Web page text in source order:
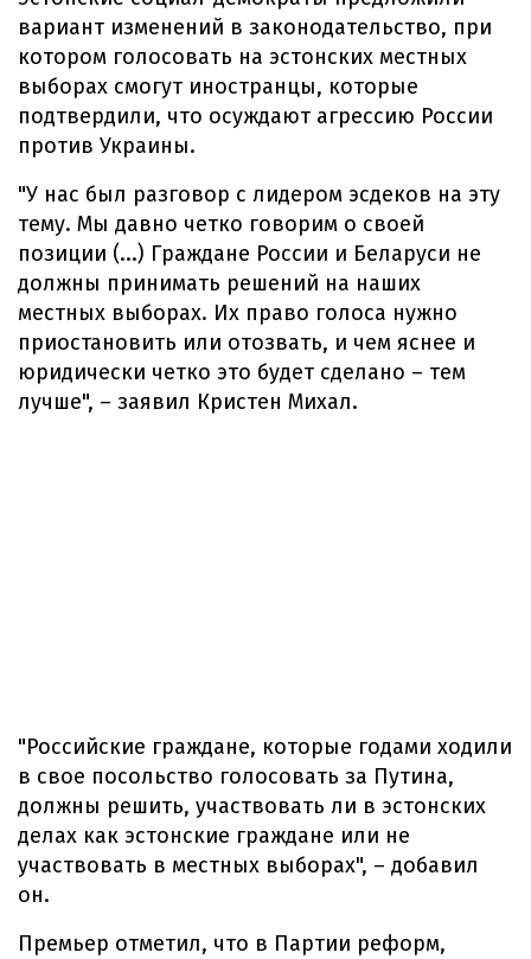
вариант изменений в законодательство, при
котором голосовать на эстонских местных
выборах смогут иностранцы, которые
подтвердили, что осуждают агрессию России
против Украины.
"У нас был разговор с лидером эсдеков на эту
тему. Мы давно четко говорим о своей
позиции (...) Граждане России и Беларуси не
должны принимать решений на наших
местных выборах. Их право голоса нужно
приостановить или отозвать, и чем яснее и
юридически четко это будет сделано – тем
лучше", – заявил Кристен Михал.
"Российские граждане, которые годами ходили
в свое посольство голосовать за Путина,
должны решить, участвовать ли в эстонских
делах как эстонские граждане или не
участвовать в местных выборах", – добавил
он.
Премьер отметил, что в Партии реформ,